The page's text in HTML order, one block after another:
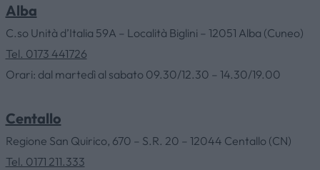
Alba
C.so Unità d’Italia 59A – Località Biglini – 12051 Alba (Cuneo)
Tel. 0173 441726
Orari: dal martedì al sabato 09.30/12.30 – 14.30/19.00
Centallo
Regione San Quirico, 670 – S.R. 20 – 12044 Centallo (CN)
Tel. 0171 211.333